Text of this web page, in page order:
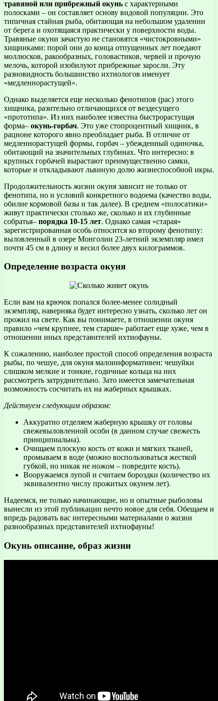
травяной или прибрежный окунь с характерными
полосками – он составляет основу видовой популяции. Это
типичная стайная рыба, обитающая на небольшом удалении
от берега и охотящаяся практически у поверхности воды.
Травяные окуни зачастую не становятся «чистокровными»
хищниками: порой они до конца отпущенных лет поедают
моллюсков, ракообразных, головастиков, червей и прочую
мелочь, которой изобилуют прибрежные заросли. Эту
разновидность большинство ихтиологов именует
«медленнорастущей».
Однако выделяется еще несколько фенотипов (рас) этого
хищника, разительно отличающихся от вездесущего
«прототипа». Из них наиболее известна быстрорастущая
форма– окунь-горбач. Это уже стопроцентный хищник, в
рационе которого явно преобладает рыба. В отличие от
медленнорастущей формы, горбач – убежденный одиночка,
обитающий на значительных глубинах. Что интересно: в
крупных горбачей вырастают преимущественно самки,
которые и откладывают львиную долю жизнеспособной икры.
Продолжительность жизни окуня зависит не только от
фенотипа, но и условий конкретного водоема (качество воды,
обилие кормовой базы и так далее). В среднем «полосатики»
живут практически столько же, сколько и их глубинные
собратья– порядка 10-15 лет. Однако самая «старая»
зарегистрированная особь относится ко второму фенотипу:
выловленный в озере Монголии 23-летний экземпляр имел
почти 45 см в длину и весил более двух килограммов.
Определение возраста окуня
Если вам на крючок попался более-менее солидный
экземпляр, наверняка будет интересно узнать, сколько лет он
прожил на свете. Как вы понимаете, в отношении окуня
правило «чем крупнее, тем старше» работает еще хуже, чем в
отношении иных представителей ихтиофауны.
К сожалению, наиболее простой способ определения возраста
рыбы, по чешуе, для окуня малоинформативен: чешуйки
слишком мелкие и тонкие, годичные кольца на них
рассмотреть затруднительно. Зато имеется замечательная
возможность сосчитать их на жаберных крышках.
Действуем следующим образом:
Аккуратно отделяем жаберную крышку от головы
свежевыловленной особи (в данном случае свежесть
принципиальна).
Очищаем плоскую кость от кожи и мягких тканей,
промываем в воде (можно воспользоваться жесткой
губкой, но никак не ножом – повредите кость).
Вооружаемся лупой и считаем бороздки (количество их
эквивалентно числу прожитых окунем лет).
Надеемся, не только начинающие, но и опытные рыболовы
вынесли из этой публикации нечто новое для себя. Обещаем и
впредь радовать вас интересными материалами о жизни
разнообразных представителей ихтиофауны!
Окунь описание, образ жизни